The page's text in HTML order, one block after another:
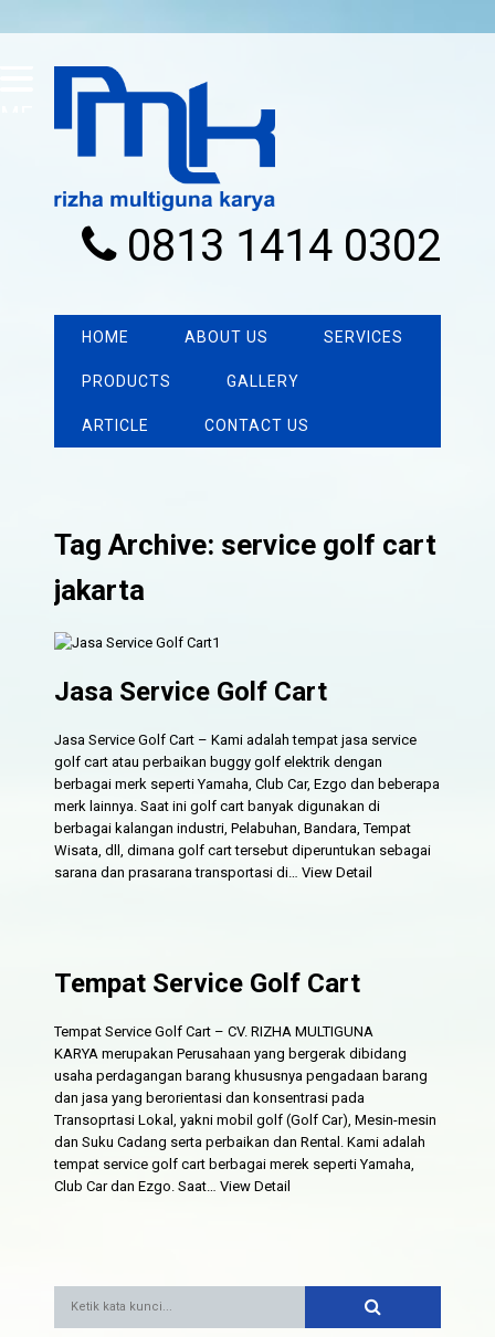
0813 1414 0302
HOME ABOUT US SERVICES
PRODUCTS GALLERY
ARTICLE CONTACT US
Tag Archive: service golf cart
jakarta
Jasa Service Golf Cart
Jasa Service Golf Cart – Kami adalah tempat jasa service
golf cart atau perbaikan buggy golf elektrik dengan
berbagai merk seperti Yamaha, Club Car, Ezgo dan beberapa
merk lainnya. Saat ini golf cart banyak digunakan di
berbagai kalangan industri, Pelabuhan, Bandara, Tempat
Wisata, dll, dimana golf cart tersebut diperuntukan sebagai
sarana dan prasarana transportasi di…View Detail
Tempat Service Golf Cart
Tempat Service Golf Cart – CV. RIZHA MULTIGUNA
KARYA merupakan Perusahaan yang bergerak dibidang
usaha perdagangan barang khususnya pengadaan barang
dan jasa yang berorientasi dan konsentrasi pada
Transoprtasi Lokal, yakni mobil golf (Golf Car), Mesin-mesin
dan Suku Cadang serta perbaikan dan Rental. Kami adalah
tempat service golf cart berbagai merek seperti Yamaha,
Club Car dan Ezgo. Saat…View Detail